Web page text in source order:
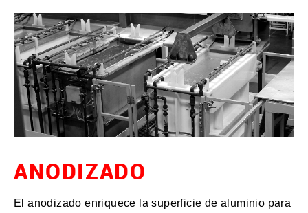
ANODIZADO
El anodizado enriquece la superficie de aluminio para